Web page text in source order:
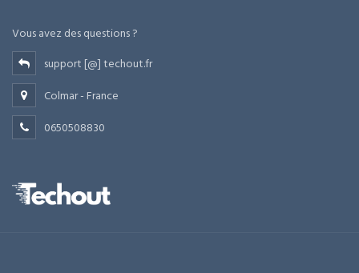
Vous avez des questions ?
support [@] techout.fr
Colmar - France
0650508830